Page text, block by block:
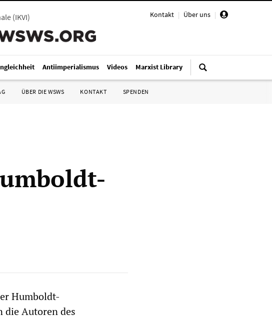
Kontakt | Über uns |
(IKVI)
Antiimperialismus Videos Marxist Library
ÜBER DIE WSWS KONTAKT SPENDEN
Humboldt-
die Autoren des